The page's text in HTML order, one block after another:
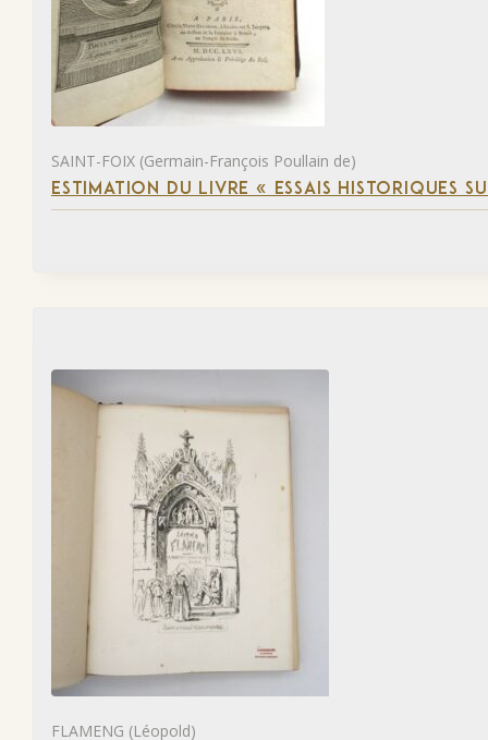
SAINT-FOIX (Germain-François Poullain de)
ESTIMATION DU LIVRE « ESSAIS HISTORIQUES
FLAMENG (Léopold)